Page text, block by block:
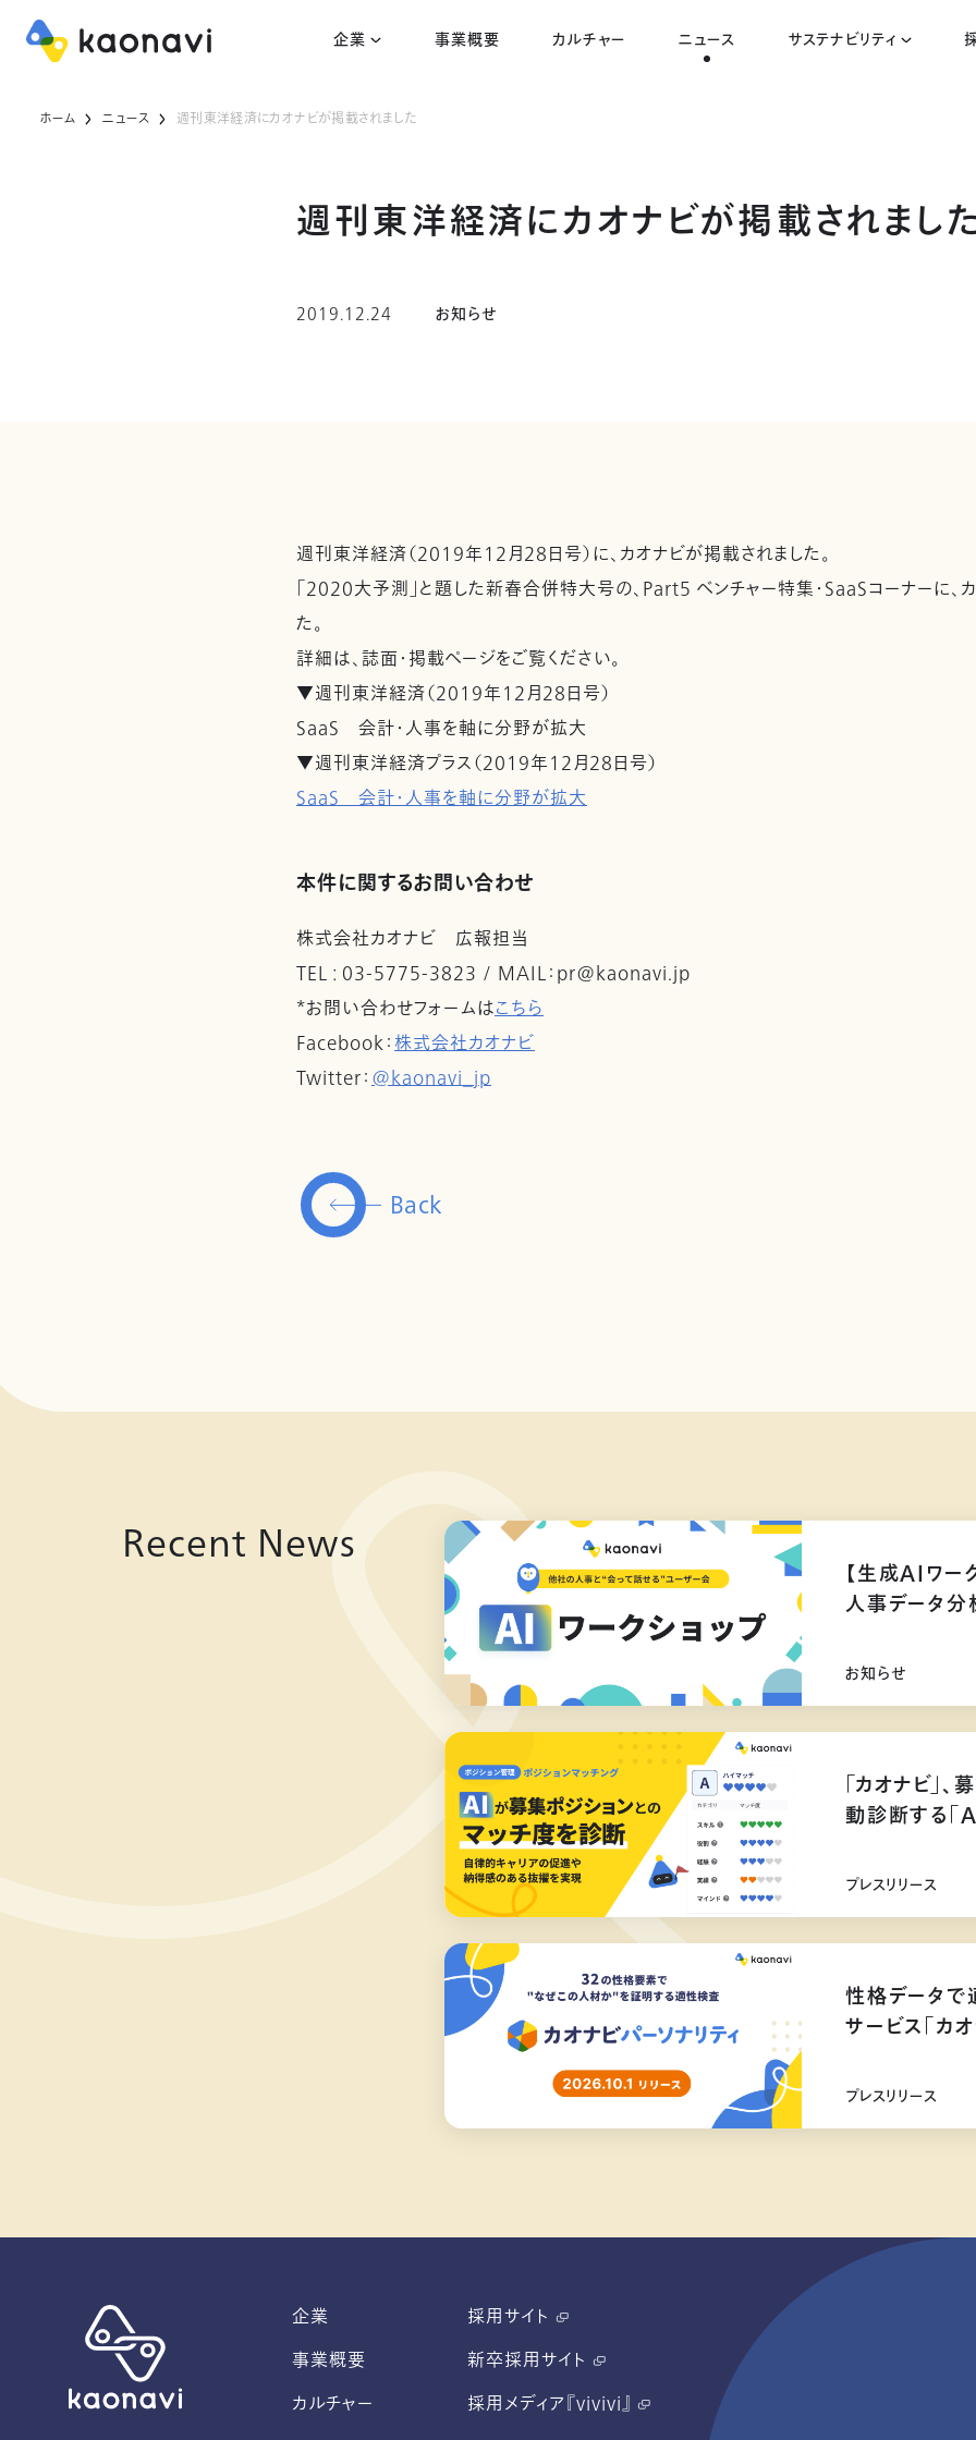
企業 事業概要 カルチャー ニュース サステナビリティ
ホーム ニュース 週刊東洋経済にカオナビが掲載されました
週刊東洋経済にカオナビが掲載されました
2019.12.24 お知らせ
週刊東洋経済（2019年12月28日号）に、カオナビが掲載されました。
「2020大予測」と題した新春合併特大号の、Part5 ベンチャー特集・SaaSコーナーに、
た。
詳細は、誌面・掲載ページをご覧ください。
▼週刊東洋経済（2019年12月28日号）
SaaS 会計・人事を軸に分野が拡大
▼週刊東洋経済プラス（2019年12月28日号）
SaaS 会計・人事を軸に分野が拡大
本件に関するお問い合わせ
株式会社カオナビ 広報担当
TEL : 03-5775-3823 / MAIL：pr@kaonavi.jp
*お問い合わせフォームはこちら
Facebook：株式会社カオナビ
Twitter：@kaonavi_jp
Back
Recent News
【生成AIワー
人事データ分
お知らせ
「カオナビ」
動診断する「
プレスリリース
性格データで
サービス「カ
プレスリリース
企業
事業概要
カルチャー
採用サイト
新卒採用サイト
採用メディア『vivivi』